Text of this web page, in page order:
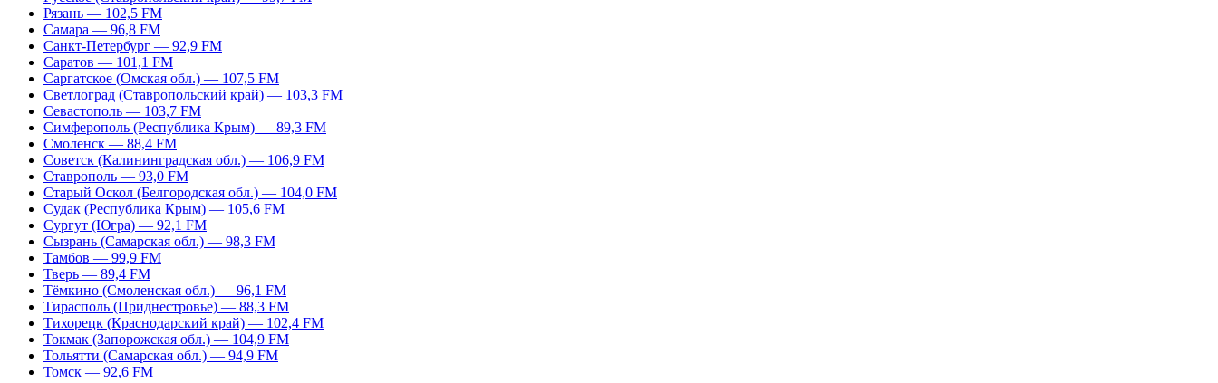
Рязань — 102,5 FM
Самара — 96,8 FM
Санкт-Петербург — 92,9 FM
Саратов — 101,1 FM
Саргатское (Омская обл.) — 107,5 FM
Светлоград (Ставропольский край) — 103,3 FM
Севастополь — 103,7 FM
Симферополь (Республика Крым) — 89,3 FM
Смоленск — 88,4 FM
Советск (Калининградская обл.) — 106,9 FM
Ставрополь — 93,0 FM
Старый Оскол (Белгородская обл.) — 104,0 FM
Судак (Республика Крым) — 105,6 FM
Сургут (Югра) — 92,1 FM
Сызрань (Самарская обл.) — 98,3 FM
Тамбов — 99,9 FM
Тверь — 89,4 FM
Тёмкино (Смоленская обл.) — 96,1 FM
Тирасполь (Приднестровье) — 88,3 FM
Тихорецк (Краснодарский край) — 102,4 FM
Токмак (Запорожская обл.) — 104,9 FM
Тольятти (Самарская обл.) — 94,9 FM
Томск — 92,6 FM